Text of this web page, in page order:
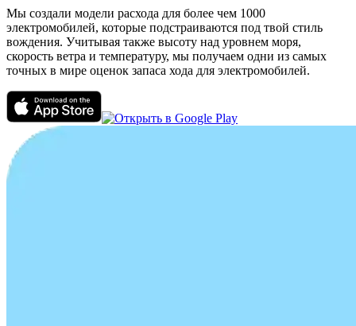
Мы создали модели расхода для более чем 1000
электромобилей, которые подстраиваются под твой стиль
вождения. Учитывая также высоту над уровнем моря,
скорость ветра и температуру, мы получаем одни из самых
точных в мире оценок запаса хода для электромобилей.